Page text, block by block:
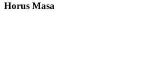
Horus Masa